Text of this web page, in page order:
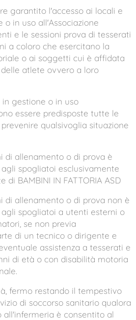
garantito l'accesso ai locali e
o in uso all'Associazione
e le sessioni prova di tesserati
a coloro che esercitano la
o ai soggetti cui è affidata
atlete ovvero a loro
in gestione o in uso
essere predisposte tutte le
qualsivoglia situazione
di allenamento o di prova è
spogliatoi esclusivamente
BAMBINI IN FATTORIA ASD
di allenamento o di prova non è
spogliatoi a utenti esterni o
se non previa
di un tecnico o dirigente e
assistenza a tesserati e
di età o con disabilità motoria
fermo restando il tempestivo
di soccorso sanitario qualora
all'infermeria è consentito al